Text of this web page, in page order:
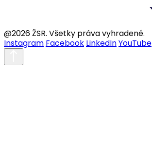
@2026 ŽSR. Všetky práva vyhradené.
Instagram Facebook LinkedInYouTube